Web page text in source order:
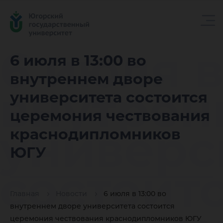
6 июля в 13:00 во
внутреннем дворе
университета состоится
церемония чествования
краснодипломников
ЮГУ
6 июля в 13:00 во
внутреннем дворе университета состоится
церемония чествования краснодипломников ЮГУ
6 июля